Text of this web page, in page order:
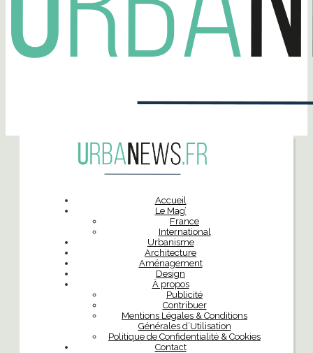
Accueil
Le Mag’
France
International
Urbanisme
Architecture
Aménagement
Design
À propos
Publicité
Contribuer
Mentions Légales & Conditions
Générales d’Utilisation
Politique de Confidentialité & Cookies
Contact